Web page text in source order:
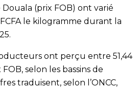
(prix FOB) ont varié
le kilogramme durant la
ont perçu entre 51,44
selon les bassins de
traduisent, selon l’ONCC,